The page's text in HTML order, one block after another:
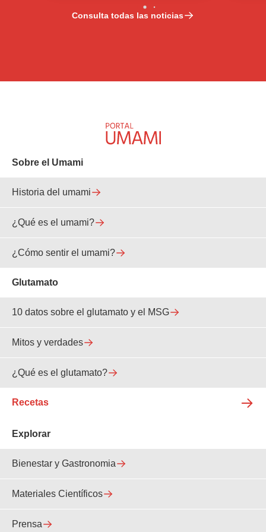
Consulta todas las noticias
Sobre el Umami
Historia del umami
¿Qué es el umami?
¿Cómo sentir el umami?
Glutamato
10 datos sobre el glutamato y el MSG
Mitos y verdades
¿Qué es el glutamato?
Recetas
Explorar
Bienestar y Gastronomia
Materiales Científicos
Prensa